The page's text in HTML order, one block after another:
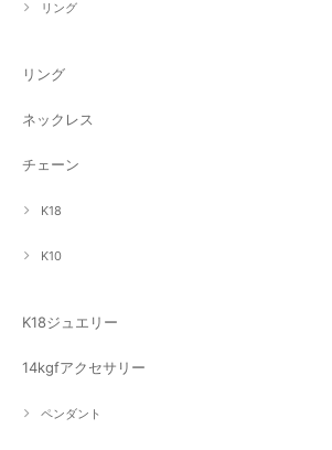
リング
リング
ネックレス
チェーン
K18
K10
K18ジュエリー
14kgfアクセサリー
ペンダント